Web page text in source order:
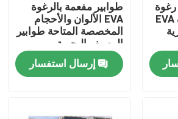
رغوة
مليئة طوافة رصيف EVA
طوابير مفعمة بالرغوة
EVA الألوان والأحجام
المخصصة المتاحة طوابير
الرصيف البحرية
إرسال استفسار